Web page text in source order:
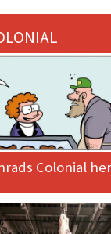
Colonial